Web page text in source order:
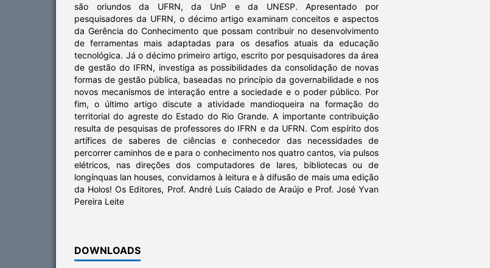
são oriundos da UFRN, da UnP e da UNESP. Apresentado por
pesquisadores da UFRN, o décimo artigo examinam conceitos e aspectos
da Gerência do Conhecimento que possam contribuir no desenvolvimento
de ferramentas mais adaptadas para os desafios atuais da educação
tecnológica. Já o décimo primeiro artigo, escrito por pesquisadores da área
de gestão do IFRN, investiga as possibilidades da consolidação de novas
formas de gestão pública, baseadas no princípio da governabilidade e nos
novos mecanismos de interação entre a sociedade e o poder público. Por
fim, o último artigo discute a atividade mandioqueira na formação do
territorial do agreste do Estado do Rio Grande. A importante contribuição
resulta de pesquisas de professores do IFRN e da UFRN. Com espírito dos
artífices de saberes de ciências e conhecedor das necessidades de
percorrer caminhos de e para o conhecimento nos quatro cantos, via pulsos
elétricos, nas direções dos computadores de lares, bibliotecas ou de
longínquas lan houses, convidamos à leitura e à difusão de mais uma edição
da Holos! Os Editores, Prof. André Luis Calado de Araújo e Prof. José Yvan
Pereira Leite
DOWNLOADS